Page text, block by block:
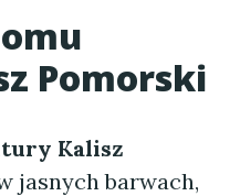
Pomorski
Kalisz
jasnych barwach,